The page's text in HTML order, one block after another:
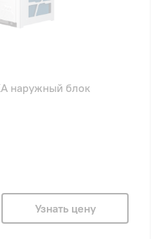
(1)
наружный блок
Узнать цену